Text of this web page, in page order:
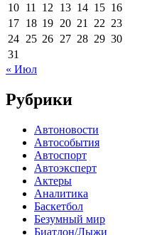
10 11 12 13 14 15 16
17 18 19 20 21 22 23
24 25 26 27 28 29 30
31
« Июл
Рубрики
Автоновости
Автособытия
Автоспорт
Автоэксперт
Актеры
Аналитика
Баскетбол
Безумный мир
Биатлон/Лыжи